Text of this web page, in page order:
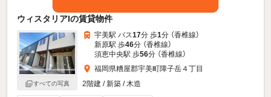
ウィスタリアIの賃貸物件
すべての写真
宇美駅 バス17分 歩1分 （香椎線）
新原駅 歩46分 （香椎線）
須恵中央駅 歩56分 （香椎線）
福岡県糟屋郡宇美町障子岳４丁目
2階建 / 新築 / 木造